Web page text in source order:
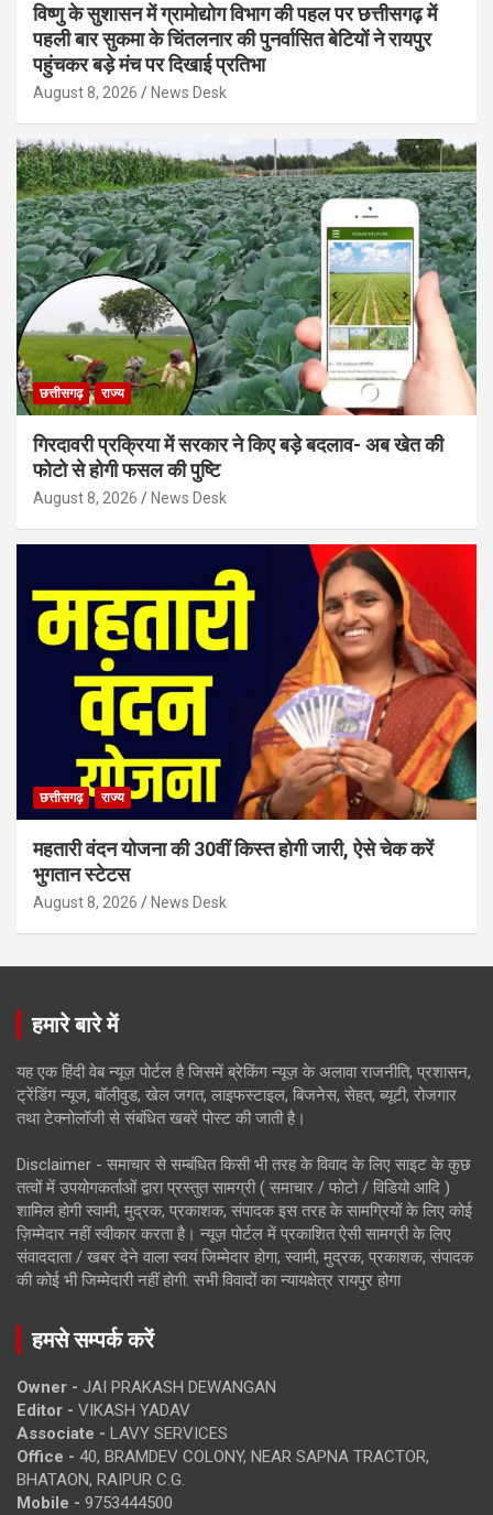
विष्णु के सुशासन में ग्रामोद्योग विभाग की पहल पर छत्तीसगढ़ में
पहली बार सुकमा के चिंतलनार की पुनर्वासित बेटियों ने रायपुर
पहुंचकर बड़े मंच पर दिखाई प्रतिभा
August 8, 2026 News Desk
छत्तीसगढ़ राज्य
गिरदावरी प्रक्रिया में सरकार ने किए बड़े बदलाव- अब खेत की
फोटो से होगी फसल की पुष्टि
August 8, 2026 News Desk
छत्तीसगढ़ राज्य
महतारी वंदन योजना की 30वीं किस्त होगी जारी, ऐसे चेक करें
भुगतान स्टेटस
August 8, 2026 News Desk
हमारे बारे में
यह एक हिंदी वेब न्यूज़ पोर्टल है जिसमें ब्रेकिंग न्यूज़ के अलावा राजनीति, प्रशासन,
ट्रेंडिंग न्यूज, बॉलीवुड, खेल जगत, लाइफस्टाइल, बिजनेस, सेहत, ब्यूटी, रोजगार
तथा टेक्नोलॉजी से संबंधित खबरें पोस्ट की जाती है।
Disclaimer - समाचार से सम्बंधित किसी भी तरह के विवाद के लिए साइट के कुछ
तत्वों में उपयोगकर्ताओं द्वारा प्रस्तुत सामग्री ( समाचार / फोटो / विडियो आदि )
शामिल होगी स्वामी, मुद्रक, प्रकाशक, संपादक इस तरह के सामग्रियों के लिए कोई
ज़िम्मेदार नहीं स्वीकार करता है। न्यूज़ पोर्टल में प्रकाशित ऐसी सामग्री के लिए
संवाददाता / खबर देने वाला स्वयं जिम्मेदार होगा, स्वामी, मुद्रक, प्रकाशक, संपादक
की कोई भी जिम्मेदारी नहीं होगी. सभी विवादों का न्यायक्षेत्र रायपुर होगा
हमसे सम्पर्क करें
Owner - JAI PRAKASH DEWANGAN
Editor - VIKASH YADAV
Associate - LAVY SERVICES
Office - 40, BRAMDEV COLONY, NEAR SAPNA TRACTOR,
BHATAON, RAIPUR C.G.
Mobile - 9753444500